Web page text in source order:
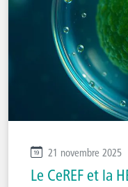
21 novembre 2025
Le CeREF et la